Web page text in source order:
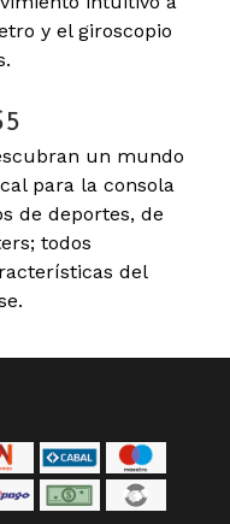
y el giroscopio
un mundo
para la consola
de deportes, de
todos
del